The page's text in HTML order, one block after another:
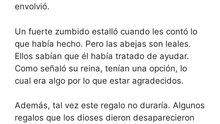
envolvió.
Un fuerte zumbido estalló cuando les contó lo
que había hecho. Pero las abejas son leales.
Ellos sabían que él había tratado de ayudar.
Como señaló su reina, tenían una opción, lo
cual era algo por lo que estar agradecidos.
Además, tal vez este regalo no duraría. Algunos
regalos que los dioses dieron desaparecieron